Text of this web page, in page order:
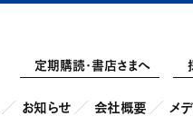
定期購読・書店さまへ
お知らせ 会社概要 メ